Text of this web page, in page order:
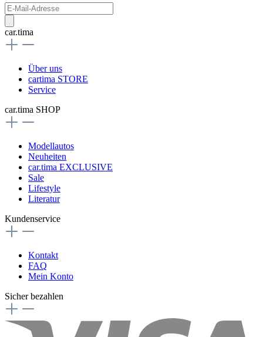
car.tima
Über uns
cartima STORE
Service
car.tima SHOP
Modellautos
Neuheiten
car.tima EXCLUSIVE
Sale
Lifestyle
Literatur
Kundenservice
Kontakt
FAQ
Mein Konto
Sicher bezahlen